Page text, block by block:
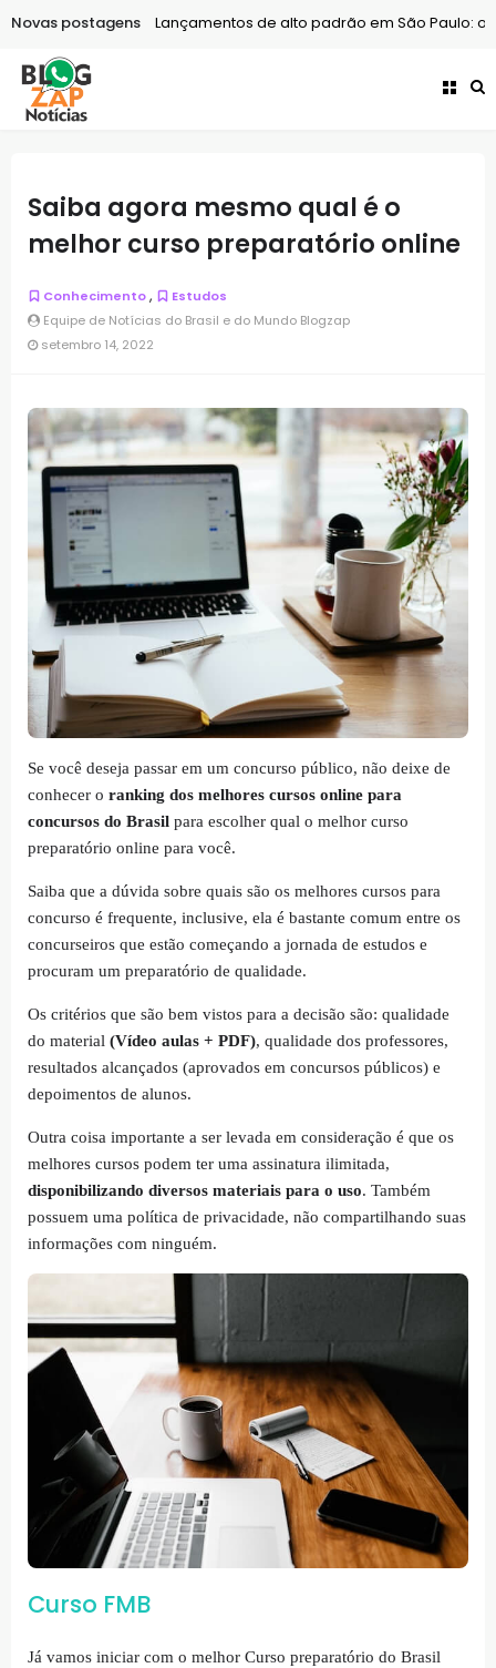
Outros Lançamentos de alto padrão em São Paulo: o
Novas postagens
Saiba agora mesmo qual é o
melhor curso preparatório online
Conhecimento,
Estudos
Equipe de Notícias do Brasil e do Mundo Blogzap
setembro 14, 2022
Se você deseja passar em um concurso público, não deixe de
conhecer o ranking dos melhores cursos online para
concursos do Brasil para escolher qual o melhor curso
preparatório online para você.
Saiba que a dúvida sobre quais são os melhores cursos para
concurso é frequente, inclusive, ela é bastante comum entre os
concurseiros que estão começando a jornada de estudos e
procuram um preparatório de qualidade.
Os critérios que são bem vistos para a decisão são: qualidade
do material (Vídeo aulas + PDF), qualidade dos professores,
resultados alcançados (aprovados em concursos públicos) e
depoimentos de alunos.
Outra coisa importante a ser levada em consideração é que os
melhores cursos podem ter uma assinatura ilimitada,
disponibilizando diversos materiais para o uso. Também
possuem uma política de privacidade, não compartilhando suas
informações com ninguém.
Curso FMB
Já vamos iniciar com o melhor Curso preparatório do Brasil